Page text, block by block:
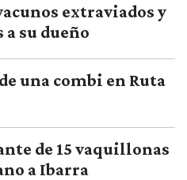
extraviados y
su dueño
una combi en Ruta
de 15 vaquillonas
a Ibarra